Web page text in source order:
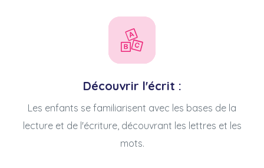
Découvrir l'écrit :
Les enfants se familiarisent avec les bases de la
lecture et de l'écriture, découvrant les lettres et les
mots.